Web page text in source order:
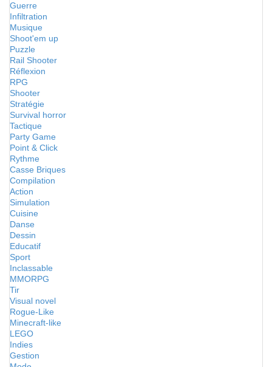
Guerre
Infiltration
Musique
Shoot'em up
Puzzle
Rail Shooter
Réflexion
RPG
Shooter
Stratégie
Survival horror
Tactique
Party Game
Point & Click
Rythme
Casse Briques
Compilation
Action
Simulation
Cuisine
Danse
Dessin
Educatif
Sport
Inclassable
MMORPG
Tir
Visual novel
Rogue-Like
Minecraft-like
LEGO
Indies
Gestion